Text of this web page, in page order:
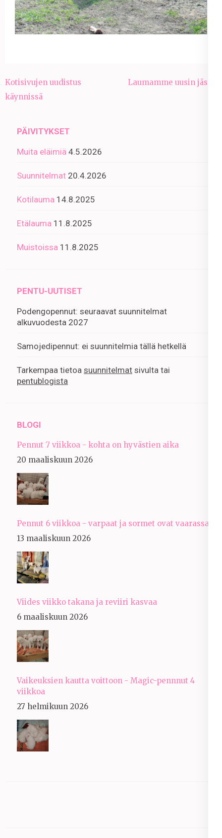
Artikkelien
selaus
Kotisivujen uudistus
käynnissä
Laumamme uusin jäsen
PÄIVITYKSET
Muita eläimiä 4.5.2026
Suunnitelmat 20.4.2026
Kotilauma 14.8.2025
Etälauma 11.8.2025
Muistoissa 11.8.2025
PENTU-UUTISET
Podengopennut: seuraavat suunnitelmat
alkuvuodesta 2027
Samojedipennut: ei suunnitelmia tällä hetkellä
Tarkempaa tietoa suunnitelmat sivulta tai
pentublogista
BLOGI
Pennut 7 viikkoa - kohta on hyvästien aika
20 maaliskuun 2026
Pennut 6 viikkoa - varpaat ja sormet ovat vaarassa
13 maaliskuun 2026
Viides viikko takana ja reviiri kasvaa
6 maaliskuun 2026
Vaikeuksien kautta voittoon - Magic-pennnut 4
viikkoa
27 helmikuun 2026